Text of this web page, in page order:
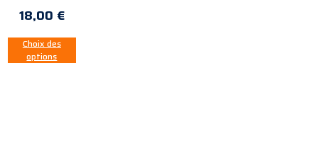
18,00 €
Choix des
options